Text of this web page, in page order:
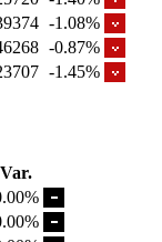
-1.08%
-0.87%
-1.45%
Var.